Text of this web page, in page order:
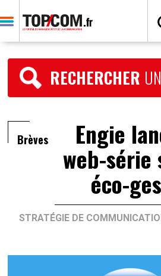
RECHERCHER
Brèves Engie
web-série
éco-
STRATÉGIE DE